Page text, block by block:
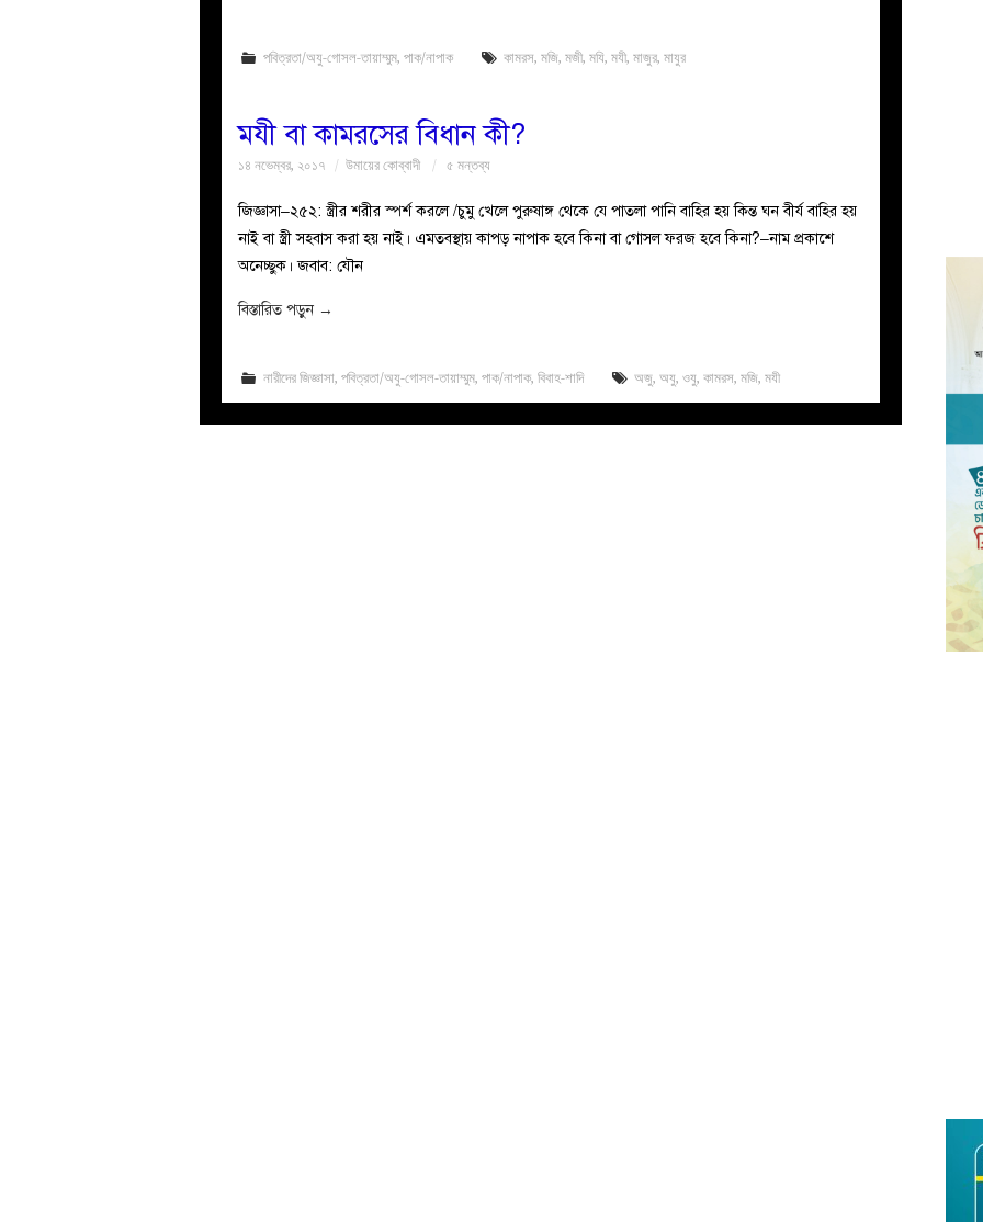
পবিত্রতা/অযু-গোসল-তায়াম্মুম,পাক/নাপাক কামরস,মজি,মজী,মযি,মযী,মাজুর,মাযুর
মযী বা কামরসের বিধান কী?
১৪ নভেম্বর, ২০১৭ উমায়ের কোব্বাদী ৫ মন্তব্য
জিজ্ঞাসা–২৫২: স্ত্রীর শরীর স্পর্শ করলে /চুমু খেলে পুরুষাঙ্গ থেকে যে পাতলা পানি বাহির হয় কিন্ত ঘন বীর্য বাহির হয়
নাই বা স্ত্রী সহবাস করা হয় নাই। এমতবস্থায় কাপড় নাপাক হবে কিনা বা গোসল ফরজ হবে কিনা?–নাম প্রকাশে
অনেচ্ছুক। জবাব: যৌন
বিস্তারিত পড়ুন →
নারীদের জিজ্ঞাসা,পবিত্রতা/অযু-গোসল-তায়াম্মুম,পাক/নাপাক,বিবাহ-শাদি অজু,অযু,ওযু,কামরস,মজি,মযী